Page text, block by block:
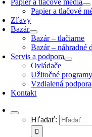
Papier a tlačové médiá
Papier a tlačové
Zľavy
Bazár
Bazár – tlačiarne
Bazár – náhradné
Servis a podpora
Ovládače
Užitočné programy
Vzdialená podpora
Kontakt
Hľadať: